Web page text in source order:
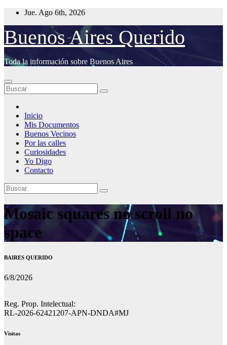
Saltar
contenido
Jue. Ago 6th, 2026
Buenos Aires Querido
Toda la información sobre Buenos Aires
Inicio
Mis Documentos
Buenos Vecinos
Por las calles
Curiosidades
Yo Digo
Contacto
Mosaic squares no scroll no
space
BAIRES QUERIDO
6/8/2026
Reg. Prop. Intelectual:
RL-2026-62421207-APN-DNDA#MJ
Visitas